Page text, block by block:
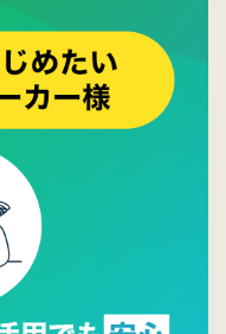
を大幅バージョンアッ
⇒告知ページへ
、サイトリニューアル
Facebook
しました。詳細は
スしました。